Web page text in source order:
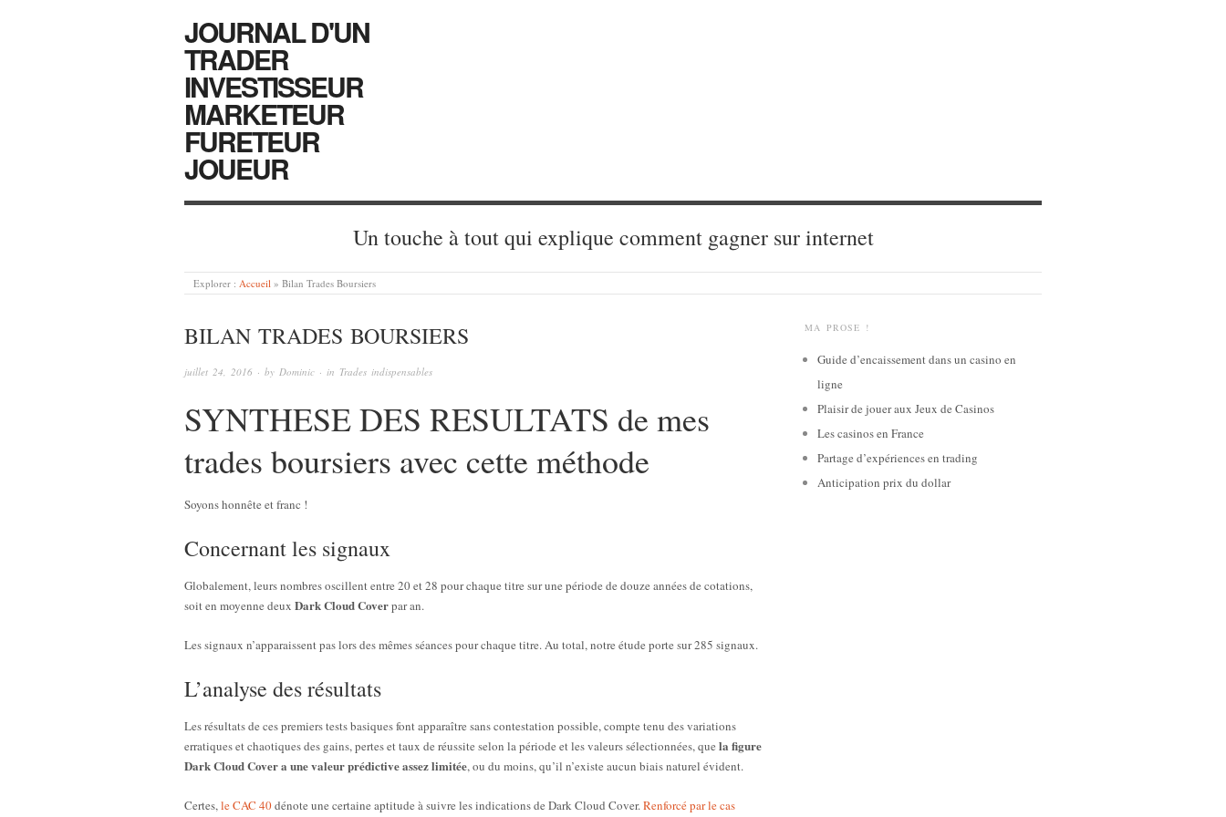
JOURNAL D'UN
TRADER
INVESTISSEUR
MARKETEUR
FURETEUR
JOUEUR
Un touche à tout qui explique comment gagner sur internet
Explorer : Accueil » Bilan Trades Boursiers
BILAN TRADES BOURSIERS
juillet 24, 2016 · by Dominic · in Trades indispensables
SYNTHESE DES RESULTATS de mes
trades boursiers avec cette méthode
Soyons honnête et franc !
Concernant les signaux
Globalement, leurs nombres oscillent entre 20 et 28 pour chaque titre sur une période de douze années de cotations,
soit en moyenne deux Dark Cloud Coverpar an.
Les signaux n’apparaissent pas lors des mêmes séances pour chaque titre. Au total, notre étude porte sur 285 signaux.
L’analyse des résultats
Les résultats de ces premiers tests basiques font apparaître sans contestation possible, compte tenu des variations
erratiques et chaotiques des gains, pertes et taux de réussite selon la période et les valeurs sélectionnées, que la figure
Dark Cloud Cover a une valeur prédictive assez limitée, ou du moins, qu’il n’existe aucun biais naturel évident.
Certes,le CAC 40dénote une certaine aptitude à suivre les indications de Dark Cloud Cover.Renforcé par le cas
MA PROSE !
Guide d’encaissement dans un casino en
ligne
Plaisir de jouer aux Jeux de Casinos
Les casinos en France
Partage d’expériences en trading
Anticipation prix du dollar